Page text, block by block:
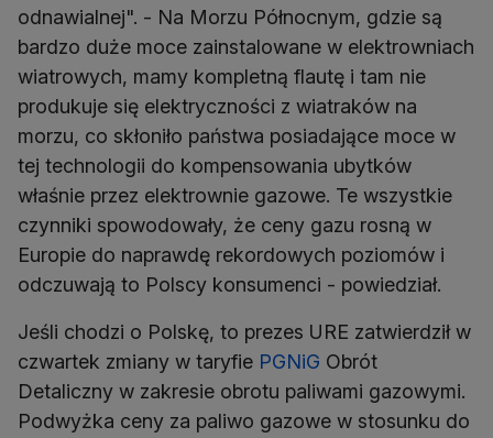
odnawialnej". - Na Morzu Północnym, gdzie są
bardzo duże moce zainstalowane w elektrowniach
wiatrowych, mamy kompletną flautę i tam nie
produkuje się elektryczności z wiatraków na
morzu, co skłoniło państwa posiadające moce w
tej technologii do kompensowania ubytków
właśnie przez elektrownie gazowe. Te wszystkie
czynniki spowodowały, że ceny gazu rosną w
Europie do naprawdę rekordowych poziomów i
odczuwają to Polscy konsumenci - powiedział.
Jeśli chodzi o Polskę, to prezes URE zatwierdził w
czwartek zmiany w taryfie PGNiG Obrót
Detaliczny w zakresie obrotu paliwami gazowymi.
Podwyżka ceny za paliwo gazowe w stosunku do